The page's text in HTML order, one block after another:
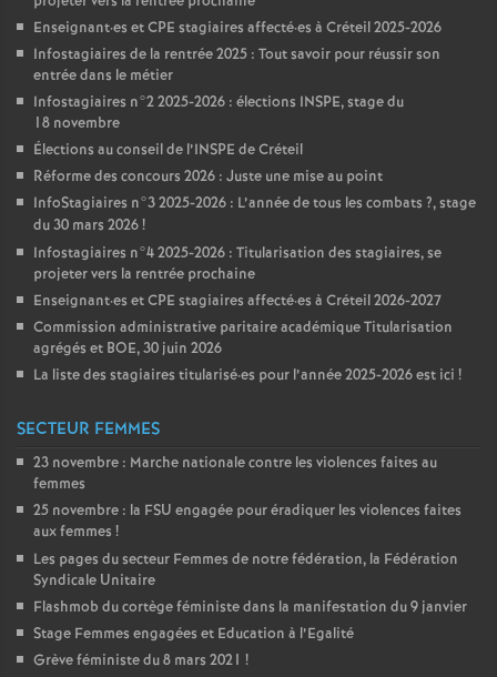
Enseignant·es etCPE stagiaires affecté·es à Créteil 2025-2026
Infostagiaires de la rentrée 2025 : Tout savoir pour réussir son
entrée dans le métier
Infostagiaires n°2 2025-2026 : élections INSPE, stage du
18 novembre
Élections au conseil de l’INSPE de Créteil
Réforme des concours 2026 : Juste une mise au point
InfoStagiaires n°3 2025-2026 : L’année de tous les combats ?, stage
du 30 mars 2026!
Infostagiaires n°4 2025-2026 : Titularisation des stagiaires, se
projeter vers la rentrée prochaine
Enseignant·es etCPE stagiaires affecté·es à Créteil 2026-2027
Commission administrative paritaire académique Titularisation
agrégés et BOE, 30 juin 2026
La liste des stagiaires titularisé·es pour l’année 2025-2026 est ici !
SECTEUR FEMMES
23 novembre : Marche nationale contre les violences faites au
femmes
25 novembre : la FSU engagée pour éradiquer les violences faites
aux femmes !
Les pages du secteur Femmes de notre fédération, la Fédération
Syndicale Unitaire
Flashmob du cortège féministe dans la manifestation du 9 janvier
Stage Femmes engagées et Education à l’Egalité
Grève féministe du 8 mars 2021 !